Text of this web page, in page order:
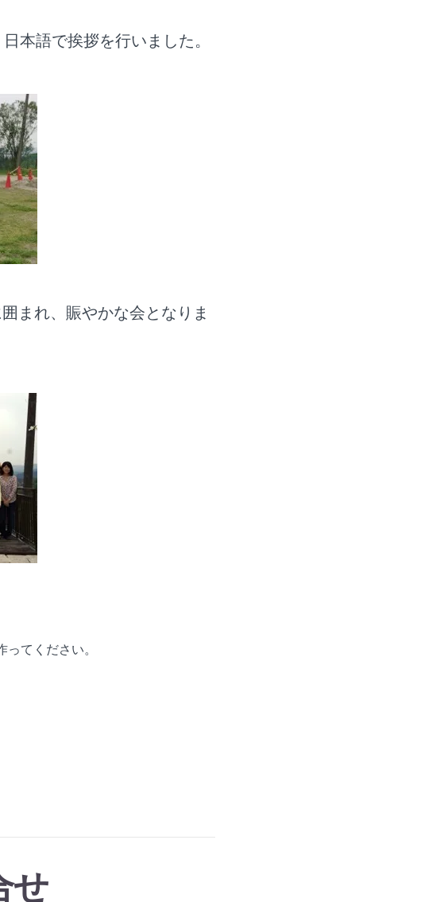
本語で挨拶を行いました。
まれ、賑やかな会となりま
てください。
せ